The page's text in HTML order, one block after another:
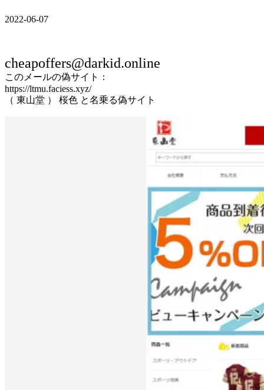
2022-06-07
cheapoffers@darkid.online
このメールの偽サイト：
https://ltmu.faciess.xyz/
（ 東山堂 ） 桜色 と名乗る偽サイト